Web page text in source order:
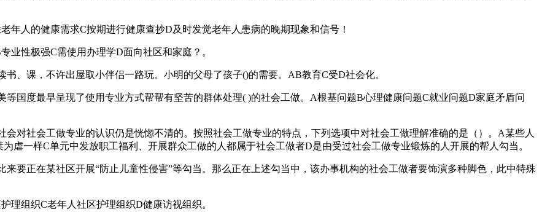
人的健康需求C按期进行健康查抄D及时发觉老年人患病的晚期现象和信号！
性极强C需使用办理学D面向社区和家庭？。
课，不许出屋取小伴侣一路玩。小明的父母了孩子()的需要。AB教育C受D社会化。
度最早呈现了使用专业方式帮帮有坚苦的群体处理( )的社会工做。A根基问题B心理健康问题C就业问题D家庭矛盾问
社会工做专业的认识仍是恍惚不清的。按照社会工做专业的特点，下列选项中对社会工做理解准确的是（）。A某些人
虐一样C单元中发放职工福利、开展群众工做的人都属于社会工做者D是由受过社会工做专业锻炼的人开展的帮人勾当。
正在某社区开展“防止儿童性侵害”等勾当。那么正在上述勾当中，该办事机构的社会工做者要饰演多种脚色，此中特殊
组织C老年人社区护理组织D健康访视组织。